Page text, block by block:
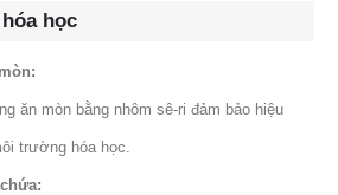
học
ăn mòn bằng nhôm sê-ri đảm bảo hiệu
trường hóa học.